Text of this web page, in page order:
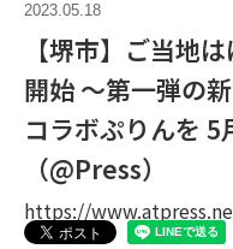
2023.05.18
【堺市】ご当地
開始 ～第一弾の
コラボぷりんを
（@Press）
https://